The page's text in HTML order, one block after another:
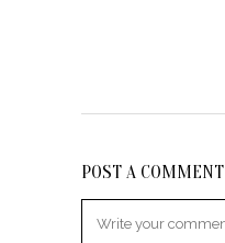
POST A COMMENT